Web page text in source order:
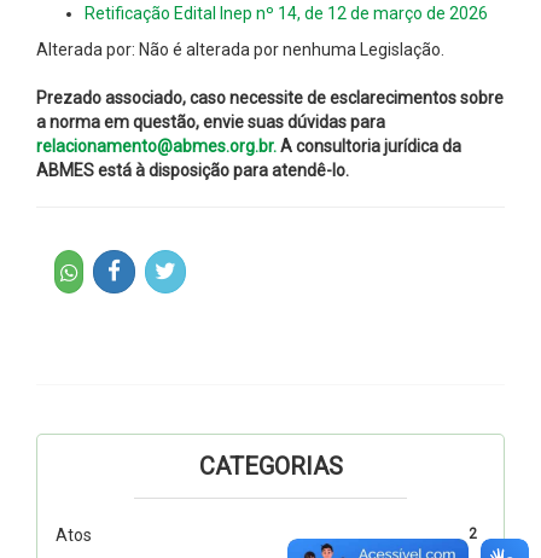
Retificação Edital Inep nº 14, de 12 de março de 2026
Alterada por: Não é alterada por nenhuma Legislação.
Prezado associado, caso necessite de esclarecimentos sobre
a norma em questão, envie suas dúvidas para
relacionamento@abmes.org.br.A consultoria jurídica da
ABMES está à disposição para atendê-lo.
CATEGORIAS
2
Atos